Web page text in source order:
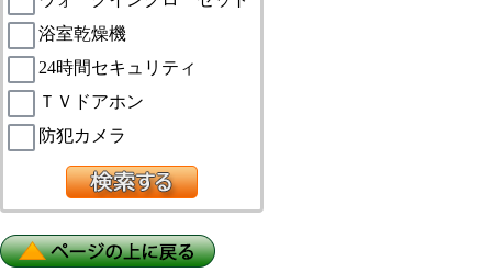
浴室乾燥機
24時間セキュリティ
ＴＶドアホン
防犯カメラ